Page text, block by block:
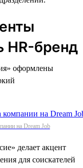
HR-бренд
оформлены
на Dream Job
делает акцент
для соискателей